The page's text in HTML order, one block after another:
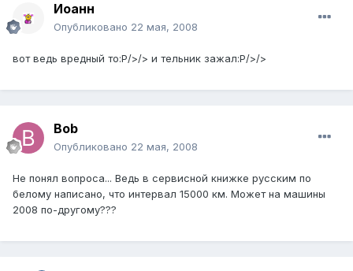
Иоанн
Опубликовано 22 мая, 2008
вот ведь вредный то:P/>/> и тельник зажал:P/>/>
Bob
Опубликовано 22 мая, 2008
Не понял вопроса... Ведь в сервисной книжке русским по
белому написано, что интервал 15000 км. Может на машины
2008 по-другому???